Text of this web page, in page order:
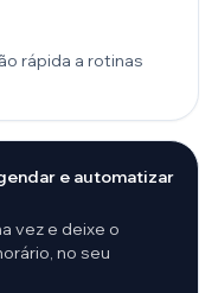
rápida a rotinas
e automatizar
vez e deixe o
no seu